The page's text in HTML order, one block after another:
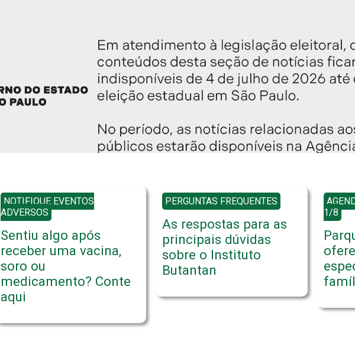
NOTIFIQUE EVENTOS
ADVERSOS
Sentiu algo após
receber uma vacina,
soro ou
medicamento? Conte
aqui
PERGUNTAS FREQUENTES
As respostas para as
principais dúvidas
sobre o Instituto
Butantan
1/8